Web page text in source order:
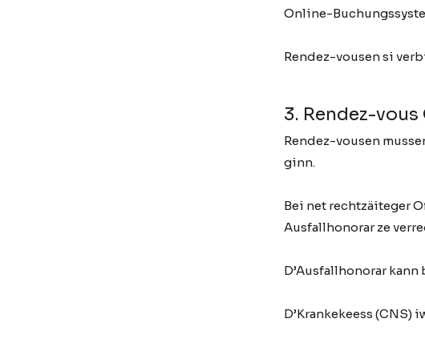
Online-
Rendez-vousen si
3. Rendez-
Rendez-vousen
ginn.
Bei net rechtzäiteger
Ausfallhonorar ze
D’Ausfallhonorar
D’Krankekeess (CNS)